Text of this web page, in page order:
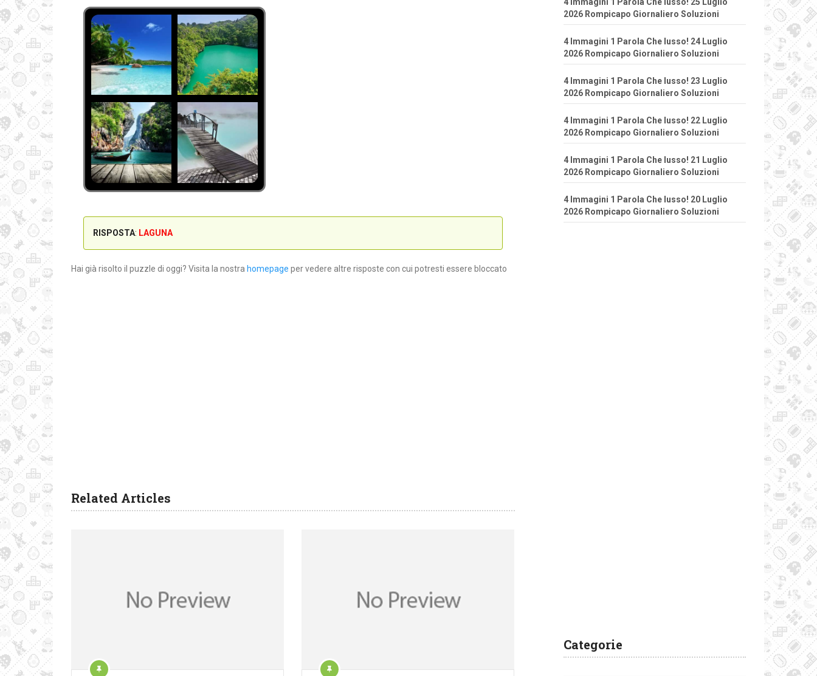
RISPOSTA: LAGUNA
Hai già risolto il puzzle di oggi? Visita la nostra homepage per vedere altre risposte con cui potresti essere bloccato
Related Articles
2026 Rompicapo Giornaliero Soluzioni
4 Immagini 1 Parola Che lusso! 24 Luglio
2026 Rompicapo Giornaliero Soluzioni
4 Immagini 1 Parola Che lusso! 23 Luglio
2026 Rompicapo Giornaliero Soluzioni
4 Immagini 1 Parola Che lusso! 22 Luglio
2026 Rompicapo Giornaliero Soluzioni
4 Immagini 1 Parola Che lusso! 21 Luglio
2026 Rompicapo Giornaliero Soluzioni
4 Immagini 1 Parola Che lusso! 20 Luglio
2026 Rompicapo Giornaliero Soluzioni
Categorie